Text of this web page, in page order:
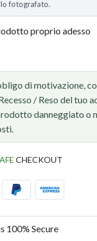
fotografato.
proprio adesso
di motivazione,
/ Reso del tuo
danneggiato o
CHECKOUT
100% Secure